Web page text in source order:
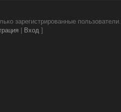
зарегистрированные пользователи.
Вход]